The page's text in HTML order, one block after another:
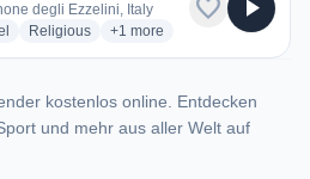
degli Ezzelini, Italy
radio stations
Religiousradio stations
+1 more genres for Radio
more
favorite play_arrow
kostenlos online. Entdecken
und mehr aus aller Welt auf